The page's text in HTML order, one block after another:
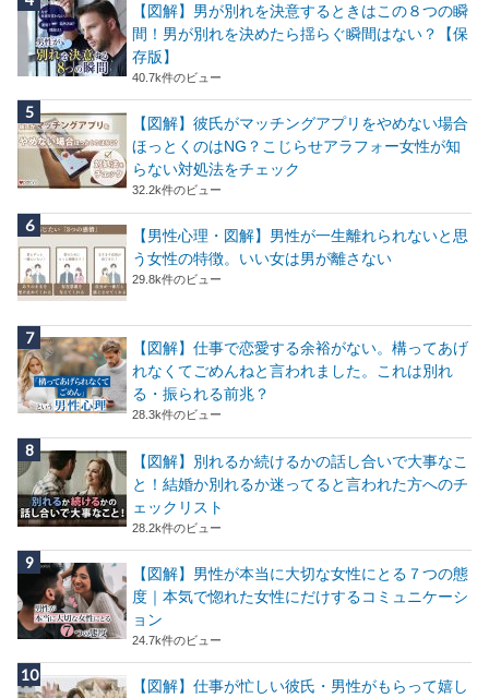
【図解】男が別れを決意するときはこの８つの瞬
間！男が別れを決めたら揺らぐ瞬間はない？【保
存版】
40.7k件のビュー
【図解】彼氏がマッチングアプリをやめない場合
ほっとくのはNG？こじらせアラフォー女性が知
らない対処法をチェック
32.2k件のビュー
【男性心理・図解】男性が一生離れられないと思
う女性の特徴。いい女は男が離さない
29.8k件のビュー
【図解】仕事で恋愛する余裕がない。構ってあげ
れなくてごめんねと言われました。これは別れ
る・振られる前兆？
28.3k件のビュー
【図解】別れるか続けるかの話し合いで大事なこ
と！結婚か別れるか迷ってると言われた方へのチ
ェックリスト
28.2k件のビュー
【図解】男性が本当に大切な女性にとる７つの態
度｜本気で惚れた女性にだけするコミュニケーシ
ョン
24.7k件のビュー
【図解】仕事が忙しい彼氏・男性がもらって嬉し